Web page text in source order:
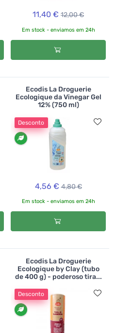
11,40 € 12,00 €
Em stock - enviamos em 24h
Ecodis La Droguerie
Ecologique da Vinegar Gel
12% (750 ml)
Desconto
4,56 € 4,80 €
Em stock - enviamos em 24h
Ecodis La Droguerie
Ecologique by Clay (tubo
de 400 g) - poderoso tira...
Desconto